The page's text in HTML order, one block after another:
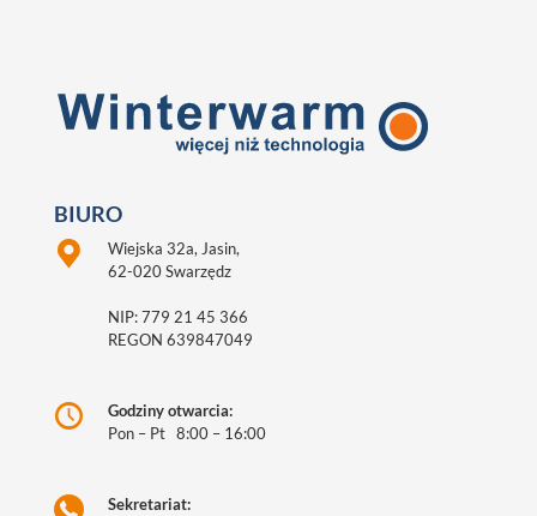
BIURO
Wiejska 32a, Jasin,
62-020 Swarzędz
NIP: 779 21 45 366
REGON 639847049
Godziny otwarcia:
Pon – Pt 8:00 – 16:00
Sekretariat: